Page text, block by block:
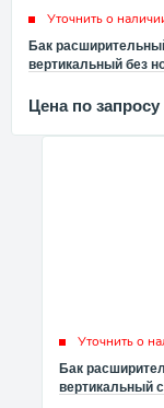
Уточнить о
Бак
вертикальный без
Цена по запросу
Уточнить о
Бак
вертикальный